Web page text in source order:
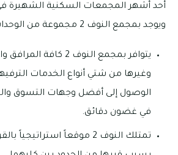
أحد أشهر المجمعات السكنية الشهيرة في
ويوجد بمجمع النوف 2 مجموعة من الوحدات السكنية المتنوعة.
يتوافر بمجمع النوف 2
وغيرها من شتي أنواع الخدمات
في غضون دقائق.
تمتلك النوف 2 موقعاً